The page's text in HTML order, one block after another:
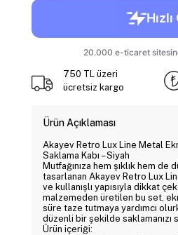
750 TL üzeri
ücretsiz kargo
Ürün Açıklaması
Akayev Retro Lux Line Metal
Saklama Kabı – Siyah
Mutfağınıza hem şıklık hem de
tasarlanan Akayev Retro Lux
ve kullanışlı yapısıyla dikkat
malzemeden üretilen bu set,
süre taze tutmaya yardımcı
düzenli bir şekilde saklamanızı
Ürün içeriği: